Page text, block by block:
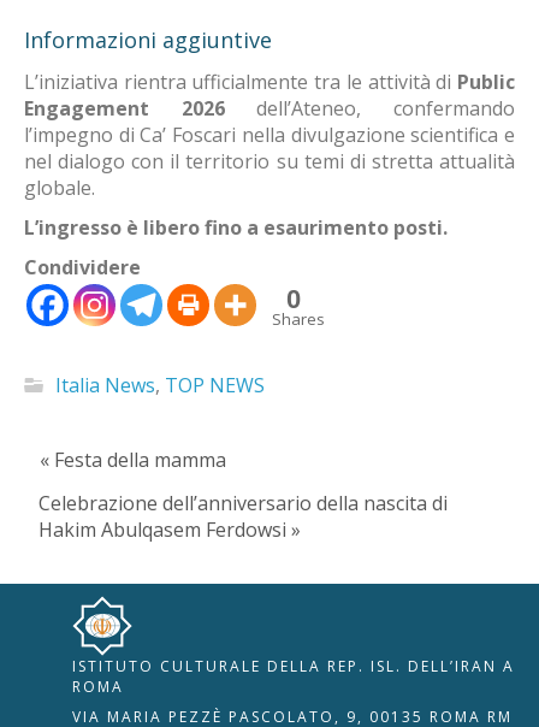
Informazioni aggiuntive
L’iniziativa rientra ufficialmente tra le attività di Public
Engagement 2026dell’Ateneo, confermando
l’impegno di Ca’ Foscari nella divulgazione scientifica e
nel dialogo con il territorio su temi di stretta attualità
globale.
L’ingresso è libero fino a esaurimento posti.
Condividere
0
Shares
Italia News, TOP NEWS
« Festa della mamma
Celebrazione dell’anniversario della nascita di
Hakim Abulqasem Ferdowsi »
ISTITUTO CULTURALE DELLA REP. ISL. DELL’IRAN A
ROMA
VIA MARIA PEZZÈ PASCOLATO, 9, 00135 ROMA RM
RIPRISTINA 🇮🇹 🇬🇧